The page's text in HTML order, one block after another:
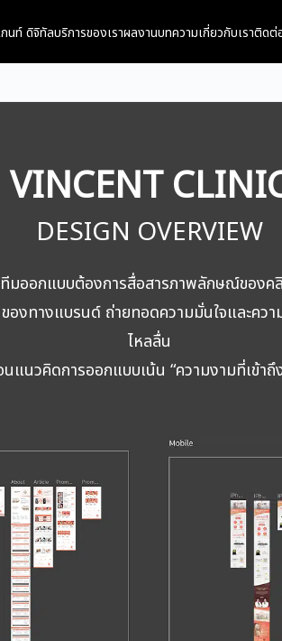
กนท์ ดิจิทัลบริการของเราผลงานบทความเกี่ยวกับเราติดต่
VINCENT
DESIGN OVERVIEW
ออกแบบต้องการสื่อสารภาพลักษณ์ของค
ทางแบรนด์ ถ่ายทอดความมั่นใจและคว
ไหลลื่น
แนวคิดการออกแบบเน้น “ความงามที่เข้า